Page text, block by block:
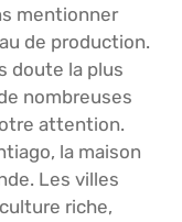
mentionner
de production.
doute la plus
nombreuses
attention.
la maison
Les villes
riche,